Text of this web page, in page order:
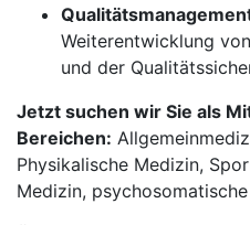
Weiterentwicklung
und der
Jetzt suchen wir Sie als
Bereichen:
Physikalische Medizin,
Medizin,